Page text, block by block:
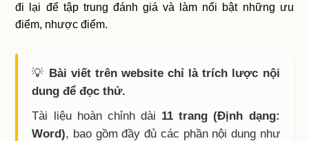
đi lại để tập trung đánh giá và làm nổi bật những ưu
điểm, nhược điểm.
💡 Bài viết trên website chỉ là trích lược nội
dung để đọc thử.
Tài liệu hoàn chỉnh dài 11 trang (Định dạng:
Word), bao gồm đầy đủ các phần nội dung như